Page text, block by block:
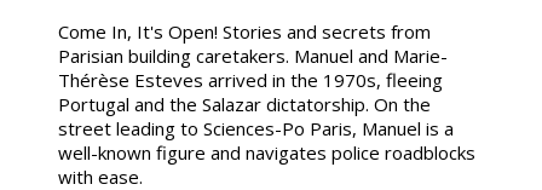
Come In, It's Open! Stories and secrets from
Parisian building caretakers. Manuel and Marie-
Thérèse Esteves arrived in the 1970s, fleeing
Portugal and the Salazar dictatorship. On the
street leading to Sciences-Po Paris, Manuel is a
well-known figure and navigates police roadblocks
with ease.